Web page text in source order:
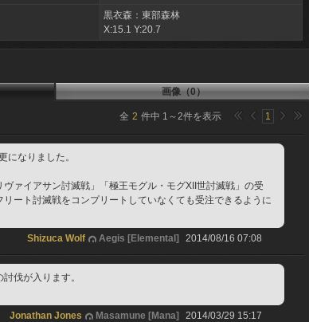
黒衣森：東部森林
X:15.1 Y:20.7
画像（0）
全 2 件中 1 ～2件を表示 1
になりました。
ァイアサン討滅戦」「極王モグル・モグXII世討滅戦」の受
ート討滅戦をコンプリートしていなくても受注できるように
Shizuca Wolf Aegis [Elemental] 2014/08/16 07:08
伐が入ります。
Jonathan Jones Masamune [Mana] 2014/03/29 15:17